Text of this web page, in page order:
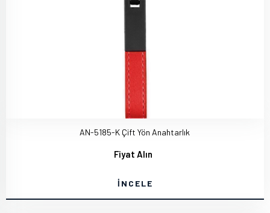
AN-5185-K Çift Yön Anahtarlık
Fiyat Alın
İNCELE